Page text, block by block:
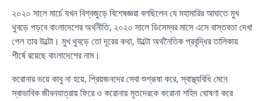
২০২০ সালে মার্চে যখন বিশ্বজুড়ে বিশেষজ্ঞরা বলছিলেন যে মহামারির আঘাতে মুখ
থুবড়ে পড়বে বাংলাদেশের অর্থনীতি, ২০২০ সালে ডিসেম্বর মাসে এসে বাস্তবতা দেখা
গেল তার উল্টো। মুখ থুবড়ে তো দূরের কথা, উল্টো অর্থনৈতিক প্রবৃদ্ধির তালিকায়
শীর্ষে রয়েছে বাংলাদেশের নাম।
করোনার ভয়ে কাবু না হয়ে, প্রিয়জনদের সেবা শুশ্রূষা করে, স্বাস্থ্যবিধি মেনে
স্বাভাবিক জীবনযাত্রায় ফিরে ও করোনায় মৃতদেরকে করোনা শহিদ ঘোষণা করে